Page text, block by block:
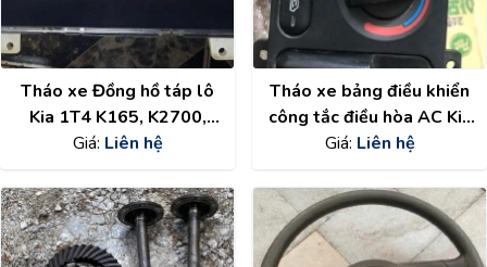
Tháo xe Đồng hồ táp lô
Kia 1T4 K165, K2700,
K3000
Giá: Liên hệ
Tháo xe bảng điều khiển
công tắc điều hòa AC Kia
1T4 K165, K2700, K3000
Giá: Liên hệ